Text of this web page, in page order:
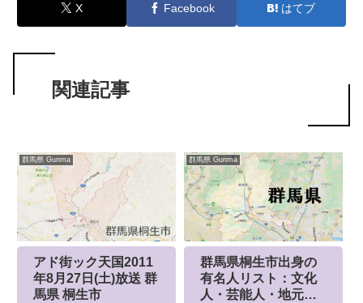
X Facebook はてブ
関連記事
群馬県 Gunma
アド街ック天国2011
年8月27日(土)放送 群
馬県 桐生市
群馬県 Gunma
群馬県桐生市出身の
有名人リスト：文化
人・芸能人・地元企